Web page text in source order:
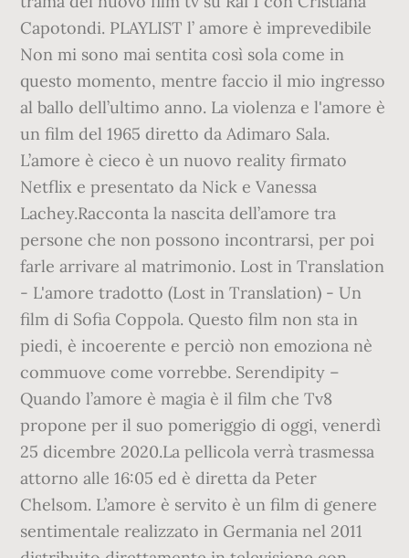
Capotondi. PLAYLIST l’ amore è imprevedibile
Non mi sono mai sentita così sola come in
questo momento, mentre faccio il mio ingresso
al ballo dell’ultimo anno. La violenza e l'amore è
un film del 1965 diretto da Adimaro Sala.
L’amore è cieco è un nuovo reality firmato
Netflix e presentato da Nick e Vanessa
Lachey.Racconta la nascita dell’amore tra
persone che non possono incontrarsi, per poi
farle arrivare al matrimonio. Lost in Translation
- L'amore tradotto (Lost in Translation) - Un
film di Sofia Coppola. Questo film non sta in
piedi, è incoerente e perciò non emoziona nè
commuove come vorrebbe. Serendipity –
Quando l’amore è magia è il film che Tv8
propone per il suo pomeriggio di oggi, venerdì
25 dicembre 2020.La pellicola verrà trasmessa
attorno alle 16:05 ed è diretta da Peter
Chelsom. L’amore è servito è un film di genere
sentimentale realizzato in Germania nel 2011